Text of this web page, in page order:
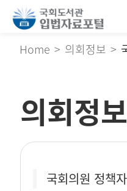
Home 의회정보
의회정보
국회의원 정책